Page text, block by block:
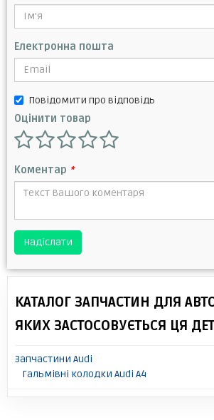
Електронна пошта
Повідомити про відповідь
Оцінити товар
Коментар *
Надіслати
КАТАЛОГ ЗАПЧАСТИН ДЛЯ
ЯКИХ ЗАСТОСОВУЄТЬСЯ ЦЯ
Запчастини Audi
Гальмівні колодки Audi A4